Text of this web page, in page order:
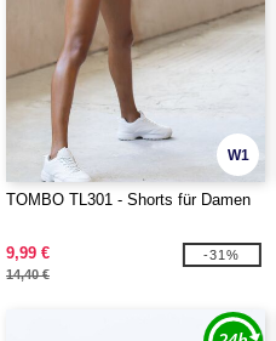
W1
TOMBO TL301 - Shorts für Damen
9,99 €
14,40 €
-31%